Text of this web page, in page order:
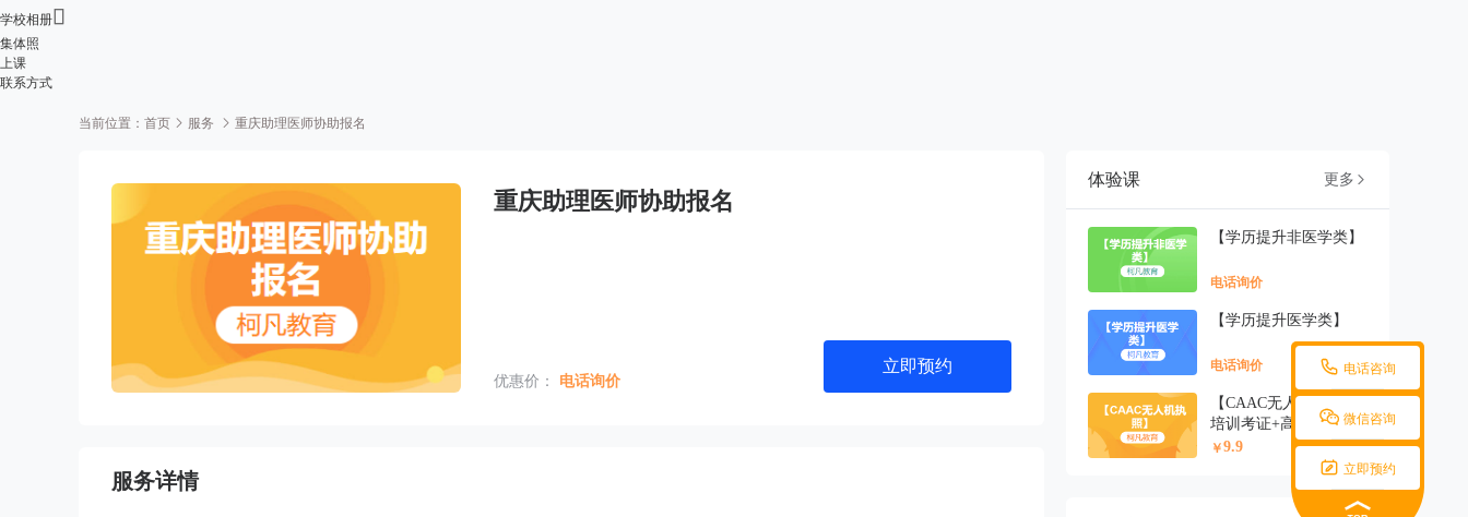
学校相册
集体照
上课
联系方式
 电话咨询
 微信咨询
 立即预约
当前位置： 首页 服务 重庆助理医师协助报名
重庆助理医师协助报名
优惠价： 电话询价
立即预约
服务详情
体验课 更多 
【学历提升非医学类】
电话询价
【学历提升医学类】
电话询价
【CAAC无人机执照】-
培训考证+高过关率+1v
1报考指导
￥9.9